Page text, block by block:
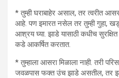
* तुम्ही घराबाहेर असाल, तर त्वरीत
आहे. पण इमारत नसेल तर तुम्ही गुहा,
आश्रय घ्या. झाडे यासाठी कधीच
कडे आकर्षित करतात.
* तुम्हाला आसरा मिळाला नाही. तरी
जवळपास फक्त उंच झाडे असतील, तर